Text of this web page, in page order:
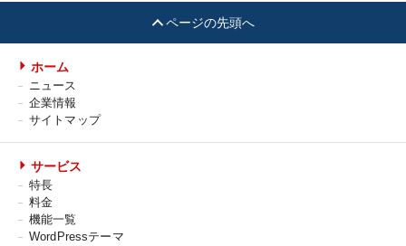
ページの先頭へ
ホーム
ニュース
企業情報
サイトマップ
サービス
特長
料金
機能一覧
WordPressテーマ